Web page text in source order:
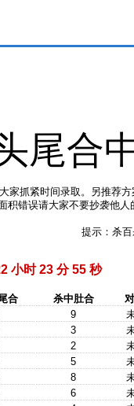
尾合
家抓紧时间录取。另推荐
积错误请大家不要抄袭他
提示：杀
小时 23 分 54 秒
合 杀中肚合
9
3
2
5
8
6